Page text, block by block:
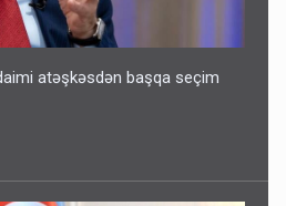
atəşkəsdən başqa seçim